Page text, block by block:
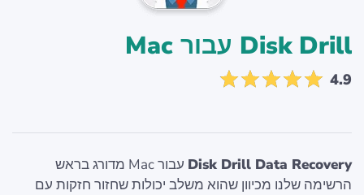
Disk Drill עבור Mac
4.9
Disk Drill Data Recovery
עבור Mac מדורג בראש
הרשימה שלנו מכיוון שהוא משלב יכולות שחזור חזקות עם